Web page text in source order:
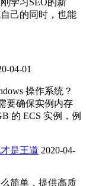
学习SEO的新
己的同时，也能
04-01
操作系统？
要确保实例内存
的 ECS 实例，例
是王道 2020-04-
简单，提供高质